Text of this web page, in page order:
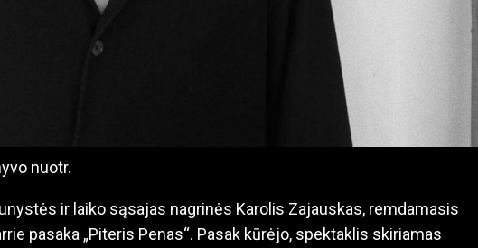
nuotr.
ir laiko sąsajas nagrinės Karolis Zajauskas, remdamasis
pasaka „Piteris Penas“. Pasak kūrėjo, spektaklis skiriamas